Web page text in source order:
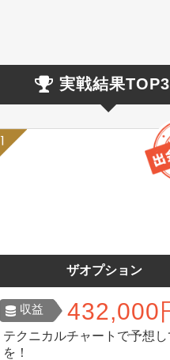
実戦結果TOP3
ザオプション
収益 432,000
テクニカルチャートで予想し
を！